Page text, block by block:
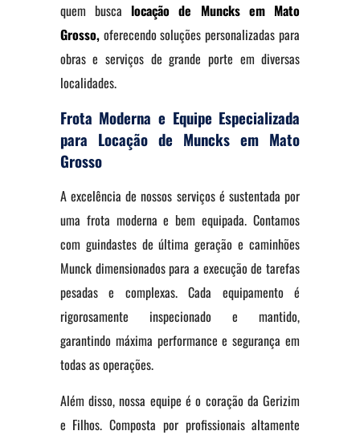
quem busca locação de Muncks em Mato
Grosso,oferecendo soluções personalizadas para
obras e serviços de grande porte em diversas
localidades.
Frota Moderna e Equipe Especializada
para Locação de Muncks em Mato
Grosso
A excelência de nossos serviços é sustentada por
uma frota moderna e bem equipada. Contamos
com guindastes de última geração e caminhões
Munck dimensionados para a execução de tarefas
pesadas e complexas. Cada equipamento é
rigorosamente inspecionado e mantido,
garantindo máxima performance e segurança em
todas as operações.
Além disso, nossa equipe é o coração da Gerizim
e Filhos. Composta por profissionais altamente